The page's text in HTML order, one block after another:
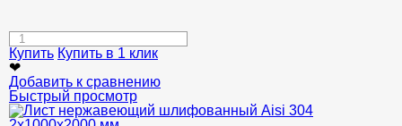
Купить Купить в 1 клик
❤
Добавить к сравнению
Быстрый просмотр